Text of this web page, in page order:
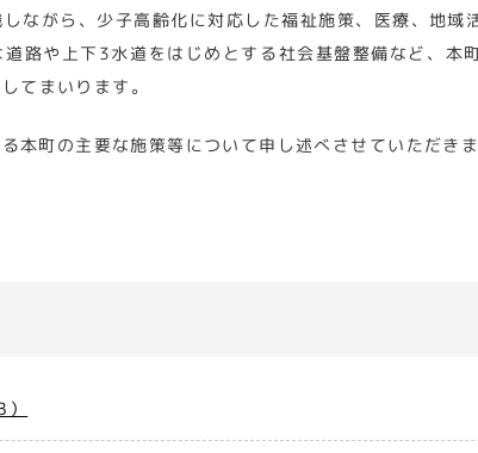
ながら、少子高齢化に対応した福祉施策、医療、地
路や上下3水道をはじめとする社会基盤整備など、本
てまいります。
本町の主要な施策等について申し述べさせていただきま